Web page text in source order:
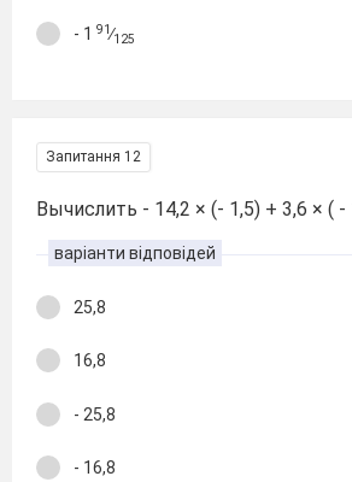
- 1 91∕125
Запитання 12
Вычислить - 14,2 × (- 1,5) + 3,6 × ( -
варіанти відповідей
25,8
16,8
- 25,8
- 16,8